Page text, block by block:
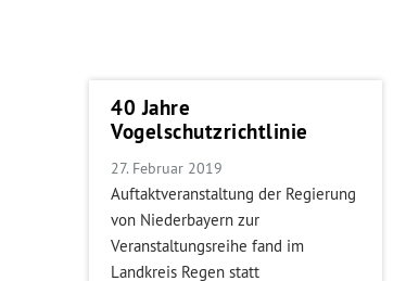
40 Jahre
Vogelschutzrichtlinie
27. Februar 2019
Auftaktveranstaltung der Regierung
von Niederbayern zur
Veranstaltungsreihe fand im
Landkreis Regen statt